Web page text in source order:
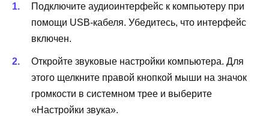
Подключите аудиоинтерфейс к компьютеру при
помощи USB-кабеля. Убедитесь, что интерфейс
включен.
Откройте звуковые настройки компьютера. Для
этого щелкните правой кнопкой мыши на значок
громкости в системном трее и выберите
«Настройки звука».